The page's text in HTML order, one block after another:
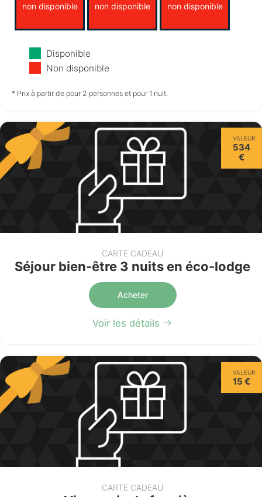
non disponible non disponible non disponible
Mardi
11/08
non disponible non disponible
Vendredi
14/08
non disponible
Disponible
Non disponible
* Prix à partir de pour 2 personnes et pour 1 nuit.
VALEUR
534
€
CARTE CADEAU
Séjour bien-être 3 nuits en éco-lodge
Acheter
Voir les détails
VALEUR
15 €
CARTE CADEAU